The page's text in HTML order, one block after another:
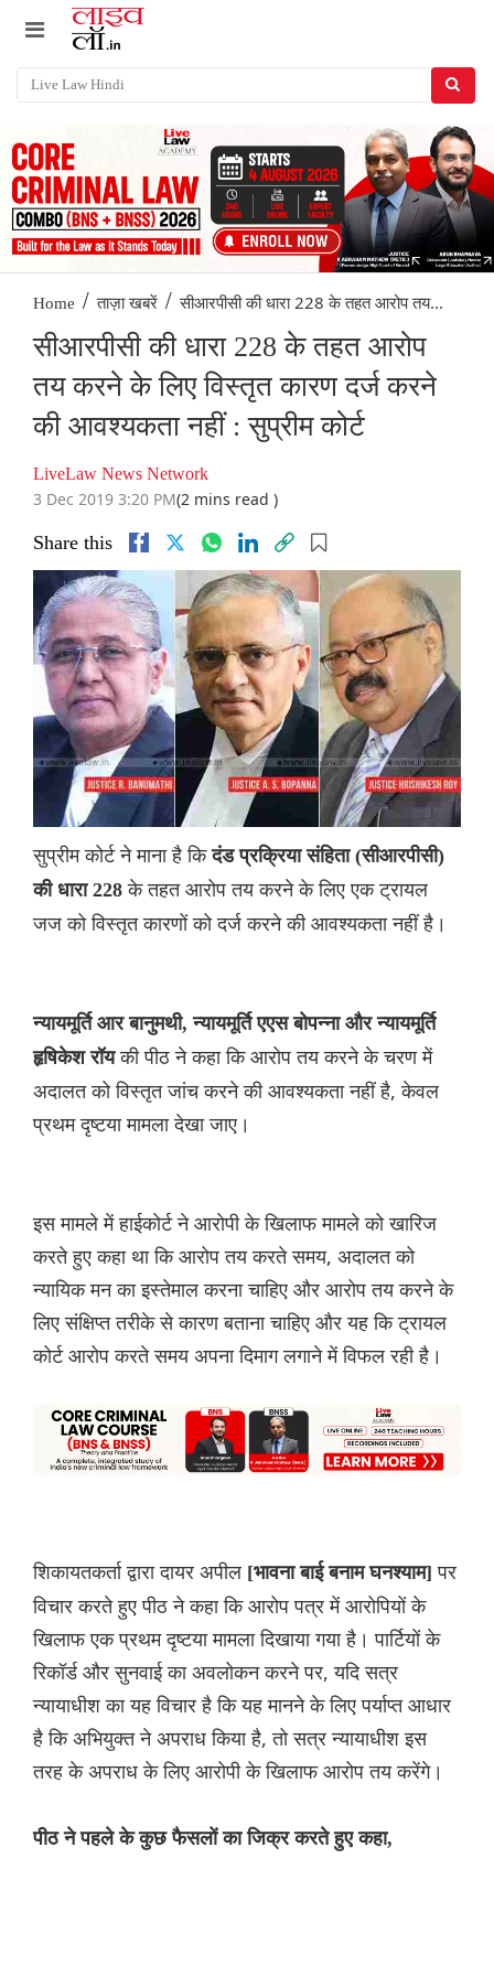
Home / ताज़ा खबरें / सीआरपीसी की धारा 228 के तहत आरोप तय...
सीआरपीसी की धारा 228 के तहत आरोप
तय करने के लिए विस्तृत कारण दर्ज करने
की आवश्यकता नहीं : सुप्रीम कोर्ट
LiveLaw News Network
3 Dec 2019 3:20 PM(2 mins read )
Share this
सुप्रीम कोर्ट ने माना है किदंड प्रक्रिया संहिता (सीआरपीसी)
की धारा 228 के तहत आरोप तय करने के लिए एक ट्रायल
जज को विस्तृत कारणों को दर्ज करने की आवश्यकता नहीं है।
न्यायमूर्ति आर बानुमथी, न्यायमूर्ति एएस बोपन्ना और न्यायमूर्ति
हृषिकेश रॉयकी पीठ ने कहा कि आरोप तय करने के चरण में
अदालत को विस्तृत जांच करने की आवश्यकता नहीं है, केवल
प्रथम दृष्टया मामला देखा जाए।
इस मामले में हाईकोर्ट ने आरोपी के खिलाफ मामले को खारिज
करते हुए कहा था कि आरोप तय करते समय, अदालत को
न्यायिक मन का इस्तेमाल करना चाहिए और आरोप तय करने के
लिए संक्षिप्त तरीके से कारण बताना चाहिए और यह कि ट्रायल
कोर्ट आरोप करते समय अपना दिमाग लगाने में विफल रही है।
शिकायतकर्ता द्वारा दायर अपील [भावना बाई बनाम घनश्याम]पर
विचार करते हुए पीठ ने कहा कि आरोप पत्र में आरोपियों के
खिलाफ एक प्रथम दृष्टया मामला दिखाया गया है। पार्टियों के
रिकॉर्ड और सुनवाई का अवलोकन करने पर, यदि सत्र
न्यायाधीश का यह विचार है कि यह मानने के लिए पर्याप्त आधार
है कि अभियुक्त ने अपराध किया है, तो सत्र न्यायाधीश इस
तरह के अपराध के लिए आरोपी के खिलाफ आरोप तय करेंगे।
पीठ ने पहले के कुछ फैसलों का जिक्र करते हुए कहा,